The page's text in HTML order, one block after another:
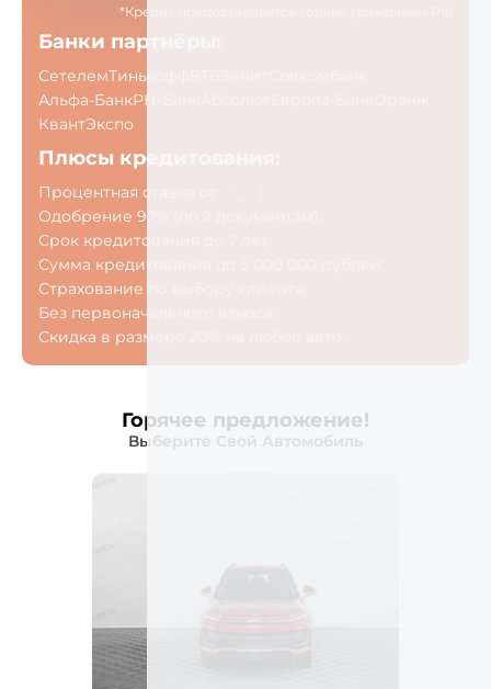
*Кредит предоставляется только гражданам РФ
Банки партнёры:
СетелемТинькофф
Альфа-БанкРН-Банк
КвантЭкспо
Плюсы кредитования:
Процентная ставка от
Одобрение 97% (по 2 документам);
Срок кредитования до 7 лет;
Сумма кредитования до 5 000 000 рублей;
Страхование по выбору клиента;
Без первоначального взноса;
Скидка в размере 20% на любое авто.
Горячее предложение!
Выберите Свой Автомобиль